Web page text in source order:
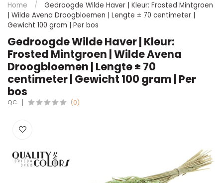
Home /
Gedroogde Wilde Haver | Kleur: Frosted Mintgroen
| Wilde Avena Droogbloemen | Lengte ± 70 centimeter |
Gewicht 100 gram | Per bos
Gedroogde Wilde Haver | Kleur:
Frosted Mintgroen | Wilde Avena
Droogbloemen | Lengte ± 70
centimeter | Gewicht 100 gram | Per
bos
QC (0)